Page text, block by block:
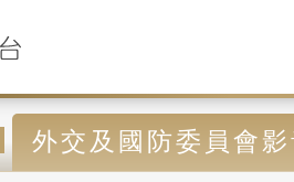
外交及國防委員會影